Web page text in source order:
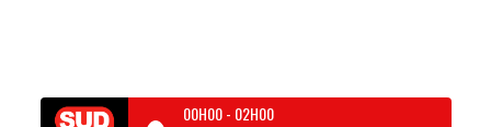
00H00- 02H00